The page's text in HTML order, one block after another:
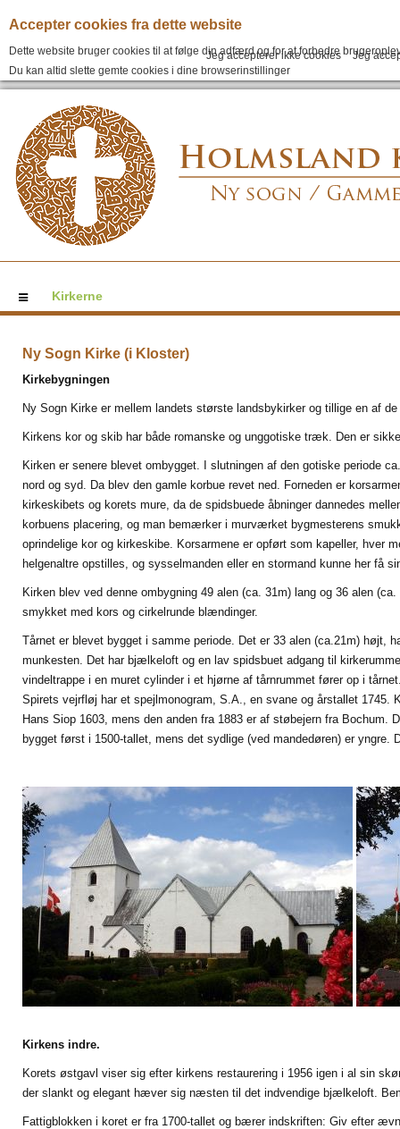
Kirkerne
Ny Sogn Kirke (i Kloster)
Kirkebygningen
Ny Sogn Kirke er mellem landets største landsbykirker og tillige en af
Kirkens kor og skib har både romanske og unggotiske træk. Den er
Kirken er senere blevet ombygget. I slutningen af den gotiske periode
nord og syd. Da blev den gamle korbue revet ned. Forneden er
kirkeskibets og korets mure, da de spidsbuede åbninger dannedes
korbuens placering, og man bemærker i murværket bygmesterens
oprindelige kor og kirkeskibe. Korsarmene er opført som kapeller, hver
helgenaltre opstilles, og sysselmanden eller en stormand kunne her få
Kirken blev ved denne ombygning 49 alen (ca. 31m) lang og 36 alen
smykket med kors og cirkelrunde blændinger.
Tårnet er blevet bygget i samme periode. Det er 33 alen (ca.21m) højt,
munkesten. Det har bjælkeloft og en lav spidsbuet adgang til
vindeltrappe i en muret cylinder i et hjørne af tårnrummet fører op i
Spirets vejrfløj har et spejlmonogram, S.A., en svane og årstallet
Hans Siop 1603, mens den anden fra 1883 er af støbejern fra Bochum.
bygget først i 1500-tallet, mens det sydlige (ved mandedøren) er yngre.
Kirkens indre.
Korets østgavl viser sig efter kirkens restaurering i 1956 igen i al sin
der slankt og elegant hæver sig næsten til det indvendige bjælkeloft.
Fattigblokken i koret er fra 1700-tallet og bærer indskriften: Giv efter
Accepter cookies fra dette website
Dette website bruger cookies til at følge din adfærd og for at forbedre
Du kan altid slette gemte cookies i dine browserinstillinger
Jeg accepterer ikke cookies Jeg